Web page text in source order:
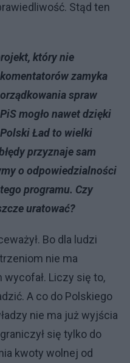
Stąd ten
który nie
zamyka
spraw
mogło nawet dzięki
Ład to wielki
przyznaje sam
o odpowiedzialności
programu. Czy
uratować?
Bo dla ludzi
nie ma
wycofał. Liczy się to,
A co do Polskiego
nie ma już wyjścia
się tylko do
kwoty wolnej od